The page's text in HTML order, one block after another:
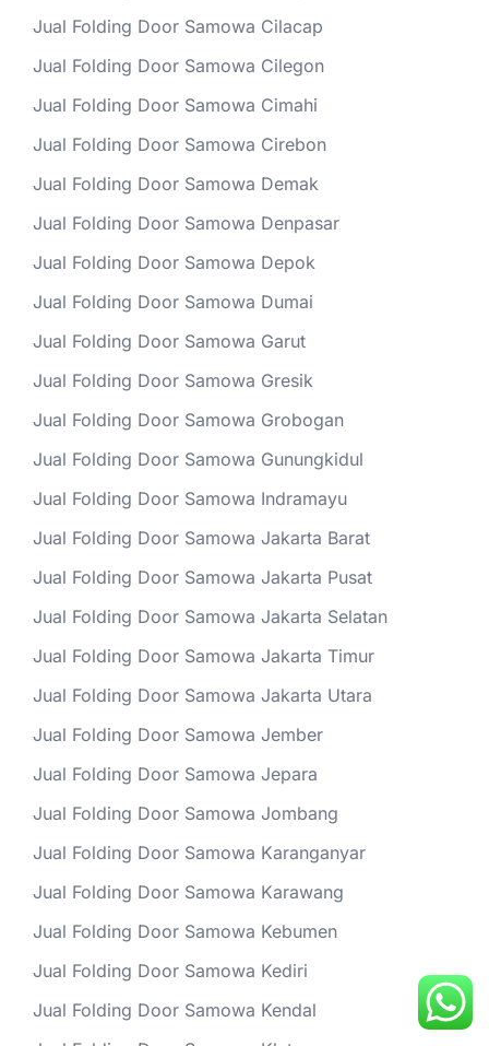
Jual Folding Door Samowa Cilacap
Jual Folding Door Samowa Cilegon
Jual Folding Door Samowa Cimahi
Jual Folding Door Samowa Cirebon
Jual Folding Door Samowa Demak
Jual Folding Door Samowa Denpasar
Jual Folding Door Samowa Depok
Jual Folding Door Samowa Dumai
Jual Folding Door Samowa Garut
Jual Folding Door Samowa Gresik
Jual Folding Door Samowa Grobogan
Jual Folding Door Samowa Gunungkidul
Jual Folding Door Samowa Indramayu
Jual Folding Door Samowa Jakarta Barat
Jual Folding Door Samowa Jakarta Pusat
Jual Folding Door Samowa Jakarta Selatan
Jual Folding Door Samowa Jakarta Timur
Jual Folding Door Samowa Jakarta Utara
Jual Folding Door Samowa Jember
Jual Folding Door Samowa Jepara
Jual Folding Door Samowa Jombang
Jual Folding Door Samowa Karanganyar
Jual Folding Door Samowa Karawang
Jual Folding Door Samowa Kebumen
Jual Folding Door Samowa Kediri
Jual Folding Door Samowa Kendal